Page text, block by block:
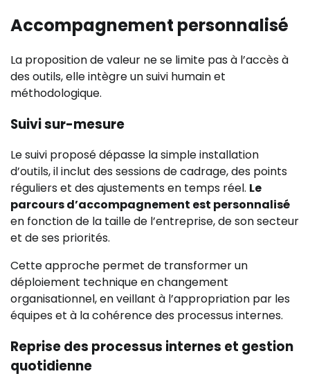
Accompagnement personnalisé
La proposition de valeur ne se limite pas à l’accès à
des outils, elle intègre un suivi humain et
méthodologique.
Suivi sur-mesure
Le suivi proposé dépasse la simple installation
d’outils, il inclut des sessions de cadrage, des points
réguliers et des ajustements en temps réel. Le
parcours d’accompagnement est personnalisé
en fonction de la taille de l’entreprise, de son secteur
et de ses priorités.
Cette approche permet de transformer un
déploiement technique en changement
organisationnel, en veillant à l’appropriation par les
équipes et à la cohérence des processus internes.
Reprise des processus internes et gestion
quotidienne